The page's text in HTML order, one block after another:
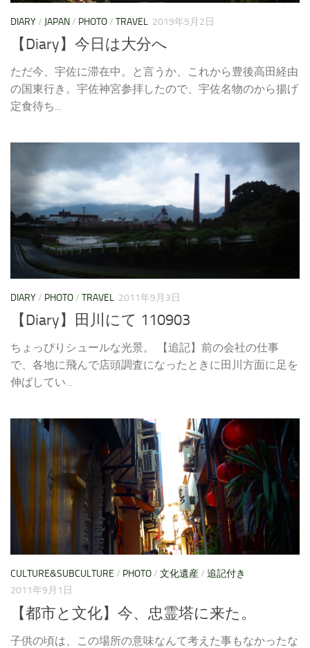
DIARY/ JAPAN/ PHOTO/ TRAVEL 2019年5月2日
【Diary】今日は大分へ
ただ今、宇佐に滞在中。と言うか、これから豊後高田経由
の国東行き。宇佐神宮参拝したので、宇佐名物のから揚げ
定食待ち...
DIARY/ PHOTO/ TRAVEL 2011年9月3日
【Diary】田川にて 110903
ちょっぴりシュールな光景。 【追記】前の会社の仕事
で、各地に飛んで店頭調査になったときに田川方面に足を
伸ばしてい...
CULTURE&SUBCULTURE / PHOTO/ 文化遺産/ 追記付き
2011年9月1日
【都市と文化】今、忠霊塔に来た。
子供の頃は、この場所の意味なんて考えた事もなかったな